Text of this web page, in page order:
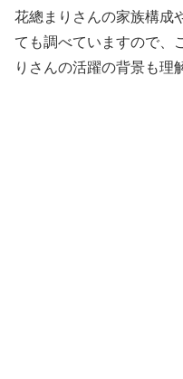
花總まりさんの家族構成
ても調べていますので、
りさんの活躍の背景も理